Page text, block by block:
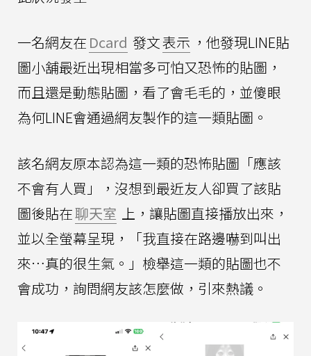
一名網友在 Dcard 發文表示 ，他發現LINE貼
圖小舖最近出現相當多可怕又恐怖的貼圖，
而且還是動態貼圖，看了會毛毛的，並傻眼
為何LINE會通過網友製作的這一類貼圖。
該名網友原本認為這一類的恐怖貼圖「應該
不會有人買」，沒想到最近友人卻買了該貼
圖後貼在聊天室 上，讓貼圖直接播放出來，
並以全螢幕呈現，「我直接在路邊嚇到叫出
來…真的很生氣。」檢舉這一類的貼圖也不
會成功，詢問網友該怎麼做，引來熱議。